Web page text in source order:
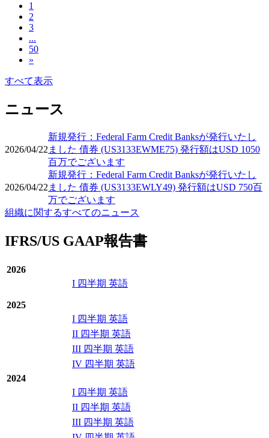
1
2
3
...
50
»
すべて表示
ニュース
2026/04/22
新規発行：Federal Farm Credit Banksが発行いたし
ました 債券 (US3133EWME75) 発行額はUSD 1050
百万でございます
2026/04/22
新規発行：Federal Farm Credit Banksが発行いたし
ました 債券 (US3133EWLY49) 発行額はUSD 750百
万でございます
組織に関するすべてのニュース
IFRS/US GAAP報告書
2026
I 四半期 英語
2025
I 四半期 英語
II 四半期 英語
III 四半期 英語
IV 四半期 英語
2024
I 四半期 英語
II 四半期 英語
III 四半期 英語